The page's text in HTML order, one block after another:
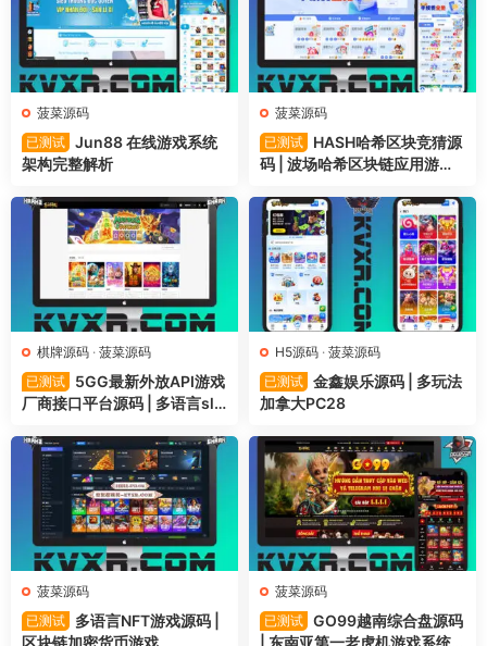
菠菜源码
已测试 Jun88 在线游戏系统
架构完整解析
菠菜源码
已测试
HASH哈希区块竞猜源
码 | 波场哈希区块链应用游戏
棋牌源码 · 菠菜源码
已测试
5GG最新外放API游戏
厂商接口平台源码 | 多语言slo
H5源码 · 菠菜源码
已测试 金鑫娱乐源码 | 多玩法
加拿大PC28
菠菜源码
已测试
多语言NFT游戏源码 |
菠菜源码
已测试 GO99越南综合盘源码